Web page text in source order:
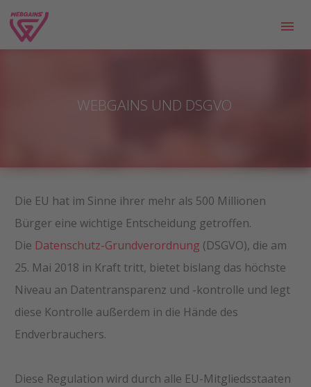
WEBGAINS UND DSGVO
Die EU hat im Sinne ihrer mehr als 500 Millionen
Bürger eine wichtige Entscheidung getroffen.
Die Datenschutz-Grundverordnung (DSGVO), die am
25. Mai 2018 in Kraft tritt, bietet bislang das höchste
Niveau an Datentransparenz und -kontrolle und legt
diese Kontrolle außerdem in die Hände des
Endverbrauchers.
Diese Regulation wird durch alle EU-Mitgliedsstaaten